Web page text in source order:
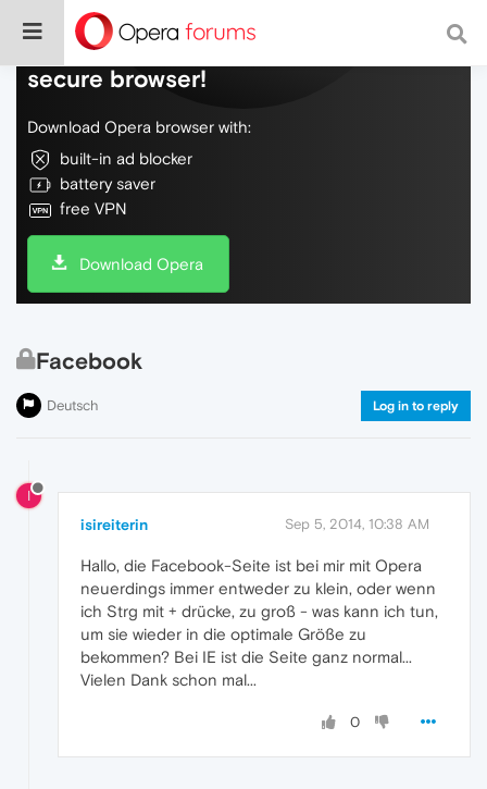
Do more on the web, with a fast and
secure browser!
Download Opera browser with:
built-in ad blocker
battery saver
free VPN
Download Opera
Facebook
Deutsch Log in to reply
I
isireiterin Sep 5, 2014, 10:38 AM
Hallo, die Facebook-Seite ist bei mir mit Opera
neuerdings immer entweder zu klein, oder wenn
ich Strg mit + drücke, zu groß - was kann ich tun,
um sie wieder in die optimale Größe zu
bekommen? Bei IE ist die Seite ganz normal...
Vielen Dank schon mal...
0